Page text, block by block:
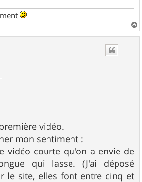
a
vidéo.
mon sentiment :
vidéo courte qu'on a envie de
qui lasse. (J'ai déposé
le site, elles font entre cinq et